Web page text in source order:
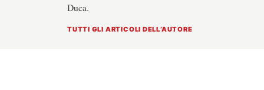
Duca.
TUTTI GLI ARTICOLI DELL’AUTORE